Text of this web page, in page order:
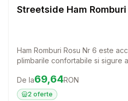
Streetside Ham Romburi
Ham Romburi Rosu Nr 6 este
plimbarile confortabile si sigure
ofera atat stil, cat si control,
de fiecare moment petrecut
Preț:69.64 RON
De la69,64RON
2 oferte